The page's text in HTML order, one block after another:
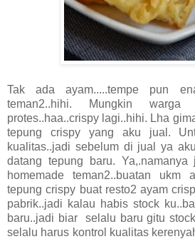
Tak ada ayam.....tempe pun
teman2..hihi. Mungkin
protes..haa..crispy lagi..hihi. Lha
tepung crispy yang aku jual.
kualitas..jadi sebelum di jual ya
datang tepung baru. Ya,.namanya
homemade teman2..buatan ukm
tepung crispy buat resto2 ayam
pabrik..jadi kalau habis stock
baru..jadi biar selalu baru gitu
selalu harus kontrol kualitas